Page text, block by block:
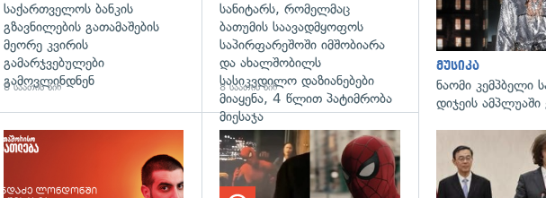
საქართველოს ბანკის
გზავნილების გათამაშების
მეორე კვირის
გამარჯვებულები
გამოვლინდნენ
8 საათის წინ
სანიტარს, რომელმაც
ბათუმის საავადმყოფოს
საპირფარეშოში იმშობიარა
და ახალშობილს
სასიკვდილო დაზიანებები
მიაყენა, 4 წლით პატიმრობა
მიესაჯა
8 საათის წინ
გადახედვა
მუსიკა
ნაომი კემპბელი
დიჯეის ამპლუაში